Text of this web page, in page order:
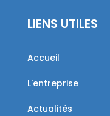
LIENS UTILES
Accueil
L'entreprise
Actualités